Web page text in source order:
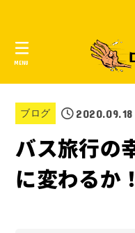
MENU
ブログ 2020.09.18
バス旅行の
に変わるか